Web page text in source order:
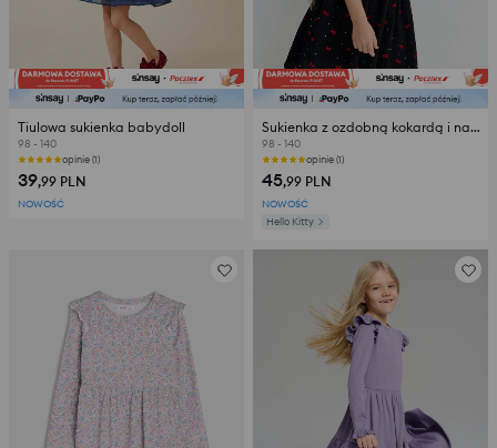
Tiulowa sukienka babydoll
98 - 140
opinie (1)
39,99 PLN
NOWOŚĆ
Sukienka z ozdobną kokardą i nadrukiem Hello Kitty
98 - 140
opinie (1)
45,99 PLN
NOWOŚĆ
Hello Kitty